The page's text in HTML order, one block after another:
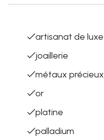
artisanat de luxe
joaillerie
métaux précieux
or
platine
palladium